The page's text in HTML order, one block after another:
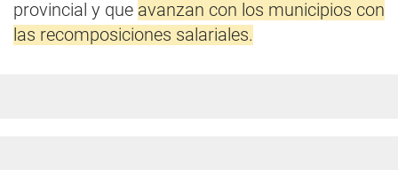
provincial y que avanzan con los municipios con
las recomposiciones salariales.